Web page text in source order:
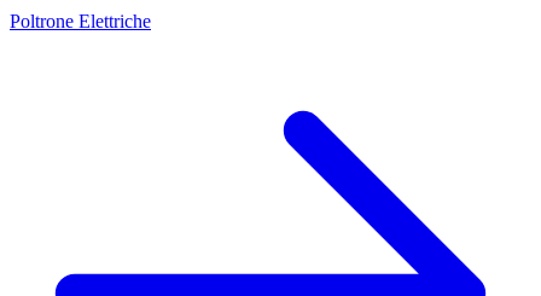
Poltrone Elettriche